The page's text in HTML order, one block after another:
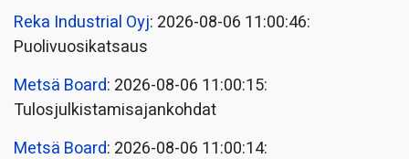
Reka Industrial Oyj: 2026-08-06 11:00:46:
Puolivuosikatsaus
Metsä Board: 2026-08-06 11:00:15:
Tulosjulkistamisajankohdat
Metsä Board: 2026-08-06 11:00:14: